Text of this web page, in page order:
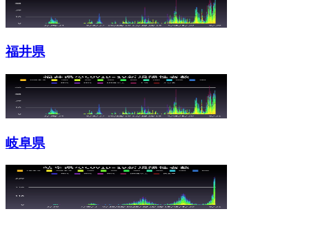
福井県
岐阜県